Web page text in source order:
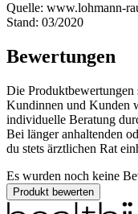
Quelle: www.lohmann-
Stand: 03/2020
Bewertungen
Die Produktbewertungen
Kundinnen und Kunden
individuelle Beratung
Bei länger anhaltenden
du stets ärztlichen Rat
Es wurden noch keine
Produkt bewerten